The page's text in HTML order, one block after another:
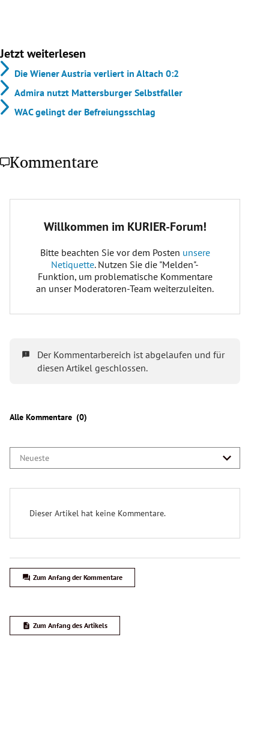
Jetzt weiterlesen
Die Wiener Austria verliert in Altach 0:2
Admira nutzt Mattersburger Selbstfaller
WAC gelingt der Befreiungsschlag
Kommentare